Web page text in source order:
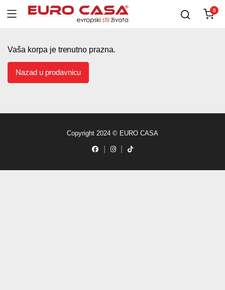
0
Vaša korpa je trenutno prazna.
Nazad u prodavnicu
Copyright 2024 © EURO CASA